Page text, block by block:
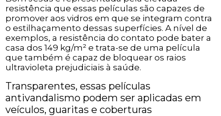
resistência que essas películas são capazes de
promover aos vidros em que se integram contra
o estilhaçamento dessas superfícies. A nível de
exemplos, a resistência do contato pode bater a
casa dos 149 kg/m² e trata-se de uma película
que também é capaz de bloquear os raios
ultravioleta prejudiciais à saúde.
Transparentes, essas películas
antivandalismo podem ser aplicadas em
veículos, guaritas e coberturas